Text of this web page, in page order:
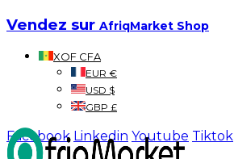
Vendez sur AfriqMarket Shop
XOF CFA
EUR €
USD $
GBP £
Facebook Linkedin Youtube Tiktok